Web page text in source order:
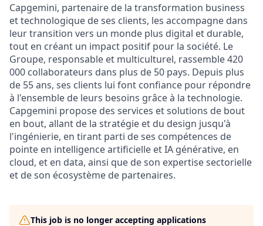
Capgemini, partenaire de la transformation business
et technologique de ses clients, les accompagne dans
leur transition vers un monde plus digital et durable,
tout en créant un impact positif pour la société. Le
Groupe, responsable et multiculturel, rassemble 420
000 collaborateurs dans plus de 50 pays. Depuis plus
de 55 ans, ses clients lui font confiance pour répondre
à l'ensemble de leurs besoins grâce à la technologie.
Capgemini propose des services et solutions de bout
en bout, allant de la stratégie et du design jusqu'à
l'ingénierie, en tirant parti de ses compétences de
pointe en intelligence artificielle et IA générative, en
cloud, et en data, ainsi que de son expertise sectorielle
et de son écosystème de partenaires.
This job is no longer accepting applications